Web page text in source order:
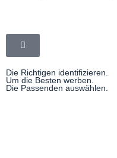
Die Richtigen identifizieren.
Um die Besten werben.
Die Passenden auswählen.